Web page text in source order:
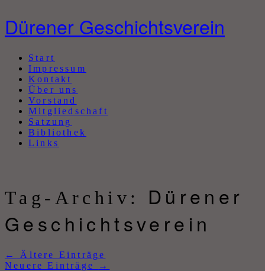
Dürener Geschichtsverein
Abbrechen
Start
Impressum
Kontakt
Über uns
Vorstand
Mitgliedschaft
Satzung
Bibliothek
Links
Tag-Archiv: Dürener
Geschichtsverein
←
Ältere Einträge
Neuere Einträge
→